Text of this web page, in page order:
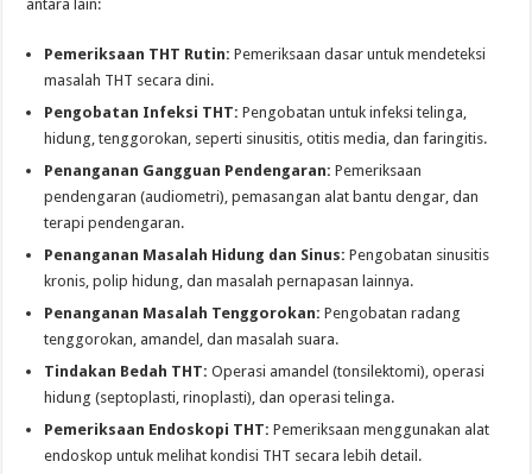
antara lain:
Pemeriksaan THT Rutin: Pemeriksaan dasar untuk mendeteksi
masalah THT secara dini.
Pengobatan Infeksi THT: Pengobatan untuk infeksi telinga,
hidung, tenggorokan, seperti sinusitis, otitis media, dan faringitis.
Penanganan Gangguan Pendengaran: Pemeriksaan
pendengaran (audiometri), pemasangan alat bantu dengar, dan
terapi pendengaran.
Penanganan Masalah Hidung dan Sinus: Pengobatan sinusitis
kronis, polip hidung, dan masalah pernapasan lainnya.
Penanganan Masalah Tenggorokan: Pengobatan radang
tenggorokan, amandel, dan masalah suara.
Tindakan Bedah THT: Operasi amandel (tonsilektomi), operasi
hidung (septoplasti, rinoplasti), dan operasi telinga.
Pemeriksaan Endoskopi THT: Pemeriksaan menggunakan alat
endoskop untuk melihat kondisi THT secara lebih detail.